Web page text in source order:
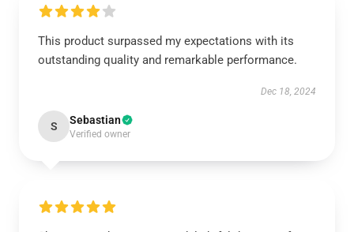
This product surpassed my expectations with its
outstanding quality and remarkable performance.
Dec 18, 2024
S Sebastian
Verified owner